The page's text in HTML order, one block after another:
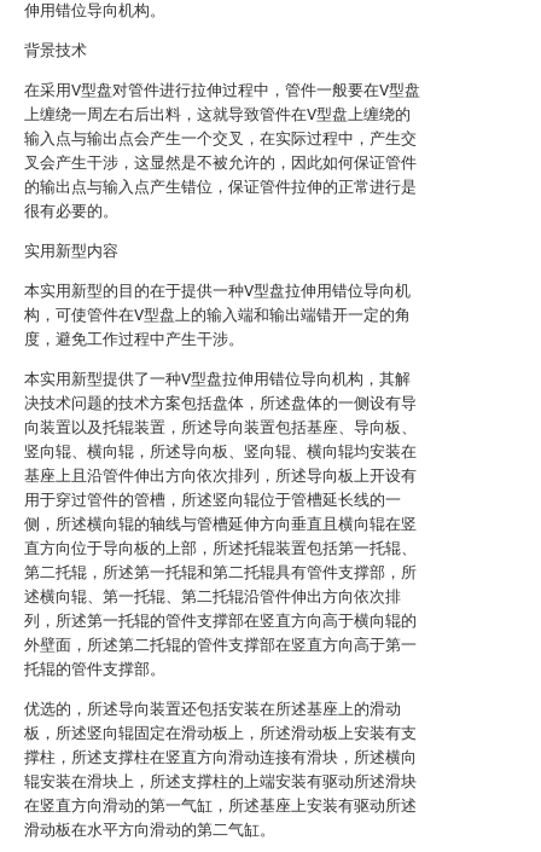
伸用错位导向机构。
背景技术
在采用V型盘对管件进行拉伸过程中，管件一般要在V型盘
上缠绕一周左右后出料，这就导致管件在V型盘上缠绕的
输入点与输出点会产生一个交叉，在实际过程中，产生交
叉会产生干涉，这显然是不被允许的，因此如何保证管件
的输出点与输入点产生错位，保证管件拉伸的正常进行是
很有必要的。
实用新型内容
本实用新型的目的在于提供一种V型盘拉伸用错位导向机
构，可使管件在V型盘上的输入端和输出端错开一定的角
度，避免工作过程中产生干涉。
本实用新型提供了一种V型盘拉伸用错位导向机构，其解
决技术问题的技术方案包括盘体，所述盘体的一侧设有导
向装置以及托辊装置，所述导向装置包括基座、导向板、
竖向辊、横向辊，所述导向板、竖向辊、横向辊均安装在
基座上且沿管件伸出方向依次排列，所述导向板上开设有
用于穿过管件的管槽，所述竖向辊位于管槽延长线的一
侧，所述横向辊的轴线与管槽延伸方向垂直且横向辊在竖
直方向位于导向板的上部，所述托辊装置包括第一托辊、
第二托辊，所述第一托辊和第二托辊具有管件支撑部，所
述横向辊、第一托辊、第二托辊沿管件伸出方向依次排
列，所述第一托辊的管件支撑部在竖直方向高于横向辊的
外壁面，所述第二托辊的管件支撑部在竖直方向高于第一
托辊的管件支撑部。
优选的，所述导向装置还包括安装在所述基座上的滑动
板，所述竖向辊固定在滑动板上，所述滑动板上安装有支
撑柱，所述支撑柱在竖直方向滑动连接有滑块，所述横向
辊安装在滑块上，所述支撑柱的上端安装有驱动所述滑块
在竖直方向滑动的第一气缸，所述基座上安装有驱动所述
滑动板在水平方向滑动的第二气缸。